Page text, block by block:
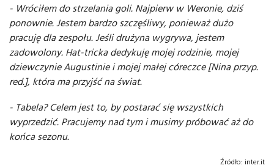
- Wróciłem do strzelania goli. Najpierw w Weronie, dziś
ponownie. Jestem bardzo szczęśliwy, ponieważ dużo
pracuję dla zespołu. Jeśli drużyna wygrywa, jestem
zadowolony. Hat-tricka dedykuję mojej rodzinie, mojej
dziewczynie Augustinie i mojej małej córeczce [Nina przyp.
red.], która ma przyjść na świat.
- Tabela? Celem jest to, by postarać się wszystkich
wyprzedzić. Pracujemy nad tym i musimy próbować aż do
końca sezonu.
Źródło: inter.it